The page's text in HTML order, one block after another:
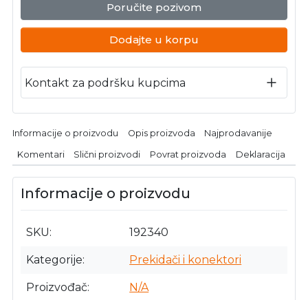
Poručite pozivom
Dodajte u korpu
Kontakt za podršku kupcima
Informacije o proizvodu Opis proizvoda Najprodavanije
Komentari Slični proizvodi Povrat proizvoda Deklaracija
Informacije o proizvodu
SKU 192340
Kategorije Prekidači i konektori
Proizvođač N/A